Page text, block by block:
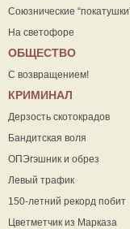
Союзнические
На светофоре
ОБЩЕСТВО
С возвращением!
КРИМИНАЛ
Дерзость скотокрадов
Бандитская воля
ОПЭгэшник и обрез
Левый трафик
150-летний рекорд побит
Цветметчик из Марказа